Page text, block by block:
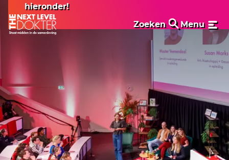
Zoeken Menu
hieronder!